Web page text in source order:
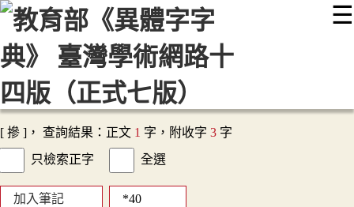
☰
::: 最新消息 常見問題 編輯說明
顯示模式
[ 摻 ]， 查詢結果：正文 1 字，附收字 3 字
只檢索正字
全選
加入筆記